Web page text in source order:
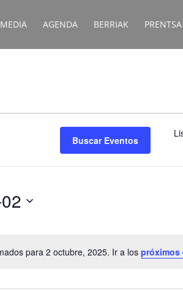
AGENDA BERRIAK PRENTSA
Aviso
para 2 octubre, 2025. Ir a los próximos
Buscar Eventos